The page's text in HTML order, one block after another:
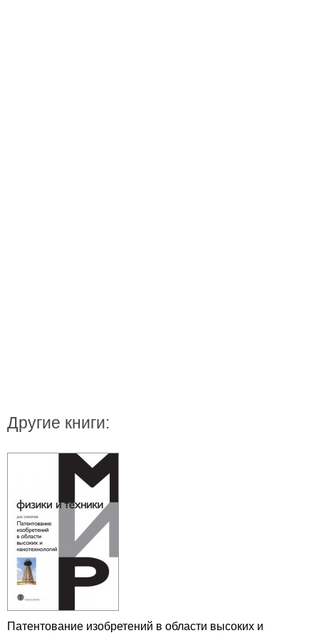
Другие книги:
Патентование изобретений в области высоких и